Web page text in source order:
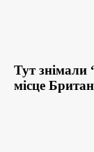
Тут знімали
місце